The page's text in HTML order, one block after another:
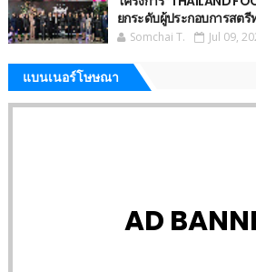
ยกระดับผู้ประกอบการสต
Somchai T. Jul 09,
แบนเนอร์โษษณา
AD